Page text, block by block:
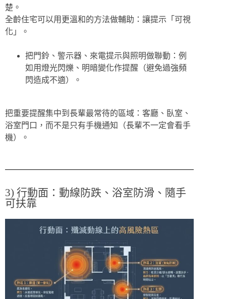
楚。
全齡住宅可以用更溫和的方法做輔助：讓提示「可視
化」。
把門鈴、警示器、來電提示與照明做聯動：例
如用燈光閃爍、明暗變化作提醒（避免過強頻
閃造成不適）。
把重要提醒集中到長輩最常待的區域：客廳、臥室、
浴室門口，而不是只有手機通知（長輩不一定會看手
機）。
3) 行動面：動線防跌、浴室防滑、隨手
可扶靠